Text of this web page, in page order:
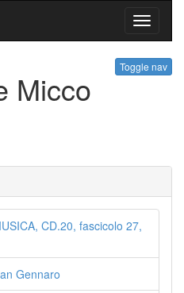
Toggle
Toggle nav
Micco
CD.20, fascicolo 27,
Gennaro